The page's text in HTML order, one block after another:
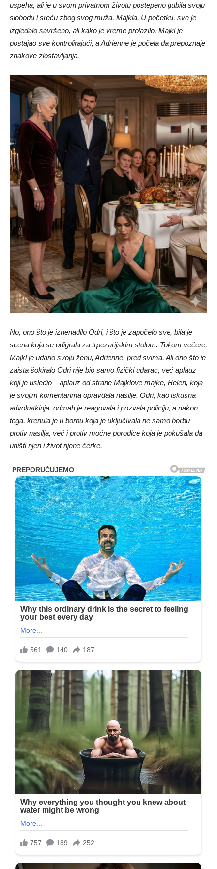
uspeha, ali je u svom privatnom životu postepeno gubila svoju
slobodu i sreću zbog svog muža, Majkla. U početku, sve je
izgledalo savršeno, ali kako je vreme prolazilo, Majkl je
postajao sve kontrolirajući, a Adrienne je počela da prepoznaje
znakove zlostavljanja.
No, ono što je iznenadilo Odri, i što je započelo sve, bila je
scena koja se odigrala za trpezarijskim stolom. Tokom večere,
Majkl je udario svoju ženu, Adrienne, pred svima. Ali ono što je
zaista šokiralo Odri nije bio samo fizički udarac, već aplauz
koji je usledio – aplauz od strane Majklove majke, Helen, koja
je svojim komentarima opravdala nasilje. Odri, kao iskusna
advokatkinja, odmah je reagovala i pozvala policiju, a nakon
toga, krenula je u borbu koja je uključivala ne samo borbu
protiv nasilja, već i protiv moćne porodice koja je pokušala da
uništi njen i život njene ćerke.